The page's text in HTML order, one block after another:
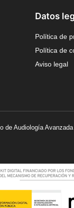
Datos
Política de
Política de
Aviso legal
de Audiología